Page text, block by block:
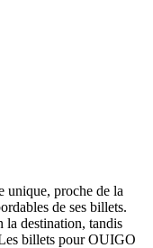
unique, proche de la
de ses billets.
la destination, tandis
billets pour OUIGO